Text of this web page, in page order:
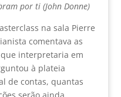
por ti (John Donne)
na sala Pierre
comentava as
que interpretaria em
à plateia
de contas, quantas